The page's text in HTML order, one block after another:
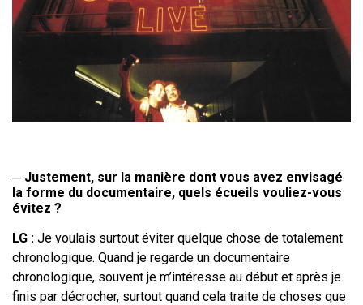
─ Justement, sur la manière dont vous avez envisagé
la forme du documentaire, quels écueils vouliez-vous
évitez ?
LG : Je voulais surtout éviter quelque chose de totalement
chronologique. Quand je regarde un documentaire
chronologique, souvent je m’intéresse au début et après je
finis par décrocher, surtout quand cela traite de choses que